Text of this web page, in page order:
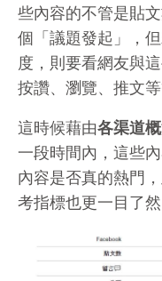
些內容的不管是貼
個「議題發起」，
度，則要看網友與
按讚、瀏覽、推文等
這時候藉由各渠道
一段時間內，這些
內容是否真的熱門
考指標也更一目了然